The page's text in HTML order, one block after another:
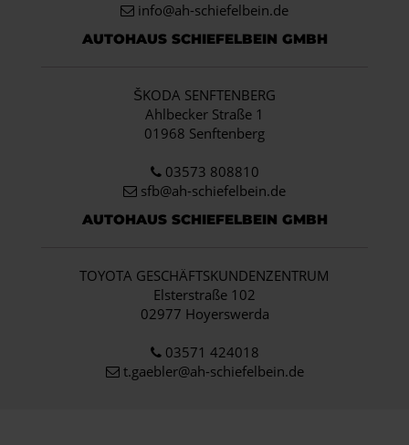
info@ah-schiefelbein.de
AUTOHAUS SCHIEFELBEIN GMBH
ŠKODA SENFTENBERG
Ahlbecker Straße 1
01968 Senftenberg
03573 808810
sfb@ah-schiefelbein.de
AUTOHAUS SCHIEFELBEIN GMBH
TOYOTA GESCHÄFTSKUNDENZENTRUM
Elsterstraße 102
02977 Hoyerswerda
03571 424018
t.gaebler@ah-schiefelbein.de